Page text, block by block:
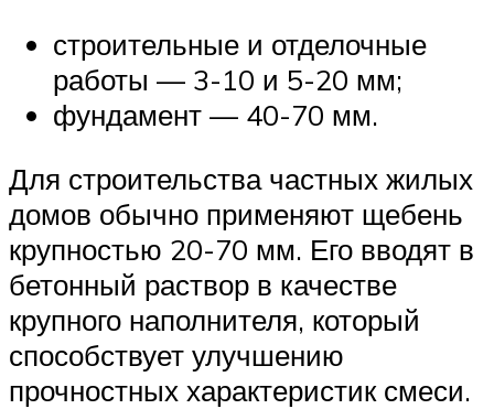
строительные и отделочные
работы — 3-10 и 5-20 мм;
фундамент — 40-70 мм.
Для строительства частных жилых
домов обычно применяют щебень
крупностью 20-70 мм. Его вводят в
бетонный раствор в качестве
крупного наполнителя, который
способствует улучшению
прочностных характеристик смеси.